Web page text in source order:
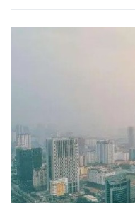
© BÁO ĐIỆN TỬ
Tổng Giám đốc:Nguyễn